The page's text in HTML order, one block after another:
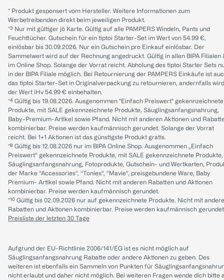
* Produkt gesponsert vom Hersteller. Weitere Informationen zum
Werbetreibenden direkt beim jeweiligen Produkt.
*³ Nur mit gültiger jö Karte. Gültig auf alle PAMPERS Windeln, Pants und
Feuchttücher. Gutschein für ein tiptoi Starter-Set im Wert von 54.99 €,
einlösbar bis 30.09.2026. Nur ein Gutschein pro Einkauf einlösbar. Der
Sammelwert wird auf der Rechnung angedruckt. Gültig in allen BIPA Filialen
im Online Shop. Solange der Vorrat reicht. Abholung des tiptoi Starter Sets
in der BIPA Filiale möglich. Bei Retournierung der PAMPERS Einkäufe ist
das tiptoi Starter-Set in Originalverpackung zu retournieren, andernfalls wird
der Wert iHv 54.99 € einbehalten.
*⁴ Gültig bis 19.08.2026. Ausgenommen "Einfach Preiswert" gekennzeichnete
Produkte, mit SALE gekennzeichnete Produkte, Säuglingsanfangsnahrung,
Baby-Premium-Artikel sowie Pfand. Nicht mit anderen Aktionen und
kombinierbar. Preise werden kaufmännisch gerundet. Solange der Vorrat
reicht. Bei 1+1 Aktionen ist das günstigste Produkt gratis.
*⁸ Gültig bis 12.08.2026 nur im BIPA Online Shop. Ausgenommen „Einfach
Preiswert“ gekennzeichnete Produkte, mit SALE gekennzeichnete Produkte,
Säuglingsanfangsnahrung, Fotoprodukte, Gutschein- und Wertkarten,
der Marke “Accessories“, “Tonies“, “Mavie“, preisgebundene Ware, Baby
Premium- Artikel sowie Pfand. Nicht mit anderen Rabatten und Aktionen
kombinierbar. Preise werden kaufmännisch gerundet.
*¹⁰ Gültig bis 02.09.2026 nur auf gekennzeichnete Produkte. Nicht mit
Rabatten und Aktionen kombinierbar. Preise werden kaufmännisch
Preisliste der letzten 30 Tage
Aufgrund der EU-Richtlinie 2006/141/EG ist es nicht möglich auf
Säuglingsanfangsnahrung Rabatte oder andere Aktionen zu geben. Des
weiteren ist ebenfalls ein Sammeln von Punkten für
nicht erlaubt und daher nicht möglich. Bei weiteren Fragen wende dich bitte